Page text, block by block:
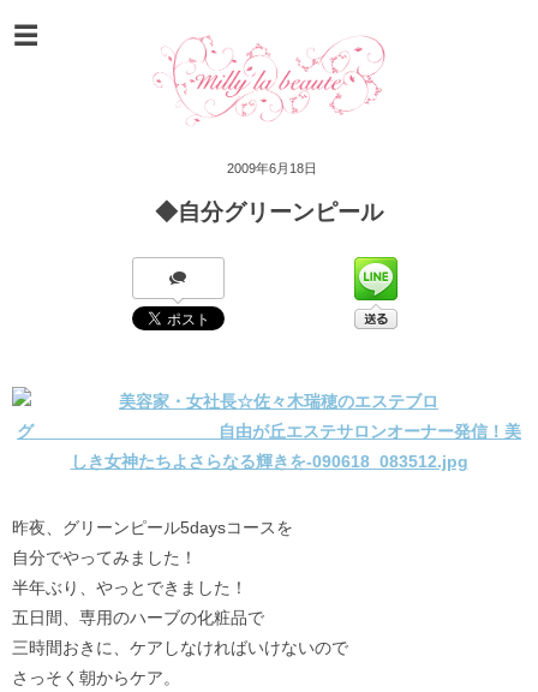
2009年6月18日
◆自分グリーンピール
昨夜、グリーンピール5daysコースを
自分でやってみました！
半年ぶり、やっとできました！
五日間、専用のハーブの化粧品で
三時間おきに、ケアしなければいけないので
さっそく朝からケア。